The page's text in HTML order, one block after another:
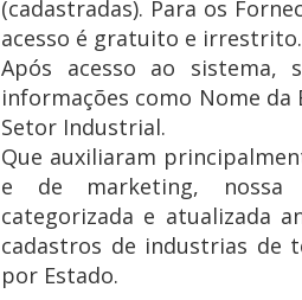
(cadastradas). Para os
acesso é gratuito e irrestrito.
Após acesso ao sistema,
informações como Nome da
Setor Industrial.
Que auxiliaram
e de marketing,
categorizada e atualizada
cadastros de industrias de
por Estado.